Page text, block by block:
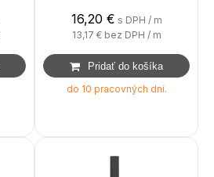
16,20 € s DPH / m
13,17 € bez DPH / m
do 10 pracovných dní.